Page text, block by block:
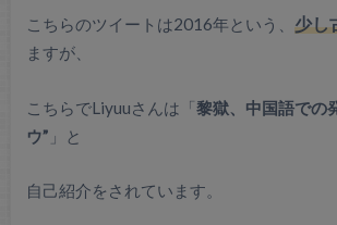
こちらのツイートは2016年という、 少し
ますが、
こちらでLiyuuさんは「黎獄、中国語での
ウ” 」と
自己紹介をされています。